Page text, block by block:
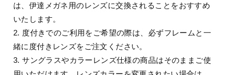
は、伊達メガネ用のレンズに交換されることをおすすめ
いたします。
2. 度付きでのご利用をご希望の際は、必ずフレームと一
緒に度付きレンズをご注文ください。
3. サングラスやカラーレンズ仕様の商品はそのままご使